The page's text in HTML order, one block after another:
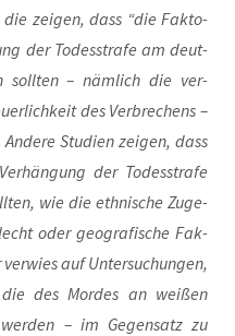
die zei­gen, dass “die Fak­to­
der Todes­stra­fe am deut­
soll­ten – näm­lich die ver­
des Ver­bre­chens –
Stu­di­en zei­gen, dass
der Todes­stra­fe
wie die eth­ni­sche Zuge­
oder geo­gra­fi­sche Fak­
auf Unter­su­chun­gen,
die des Mor­des an wei­ßen
– im Gegen­satz zu